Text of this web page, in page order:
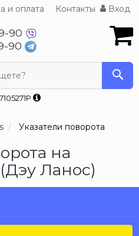
и оплата Контакты Вход
90
90
Указатели поворота
на
Ланос)